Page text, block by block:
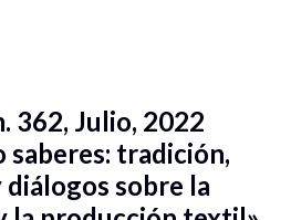
362, Julio, 2022
saberes: tradición,
diálogos sobre la